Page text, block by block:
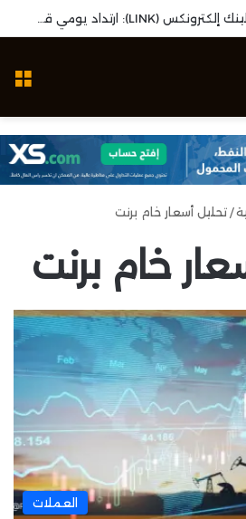
/ تحليل أسعار خام برنت
خام برنت
العملات